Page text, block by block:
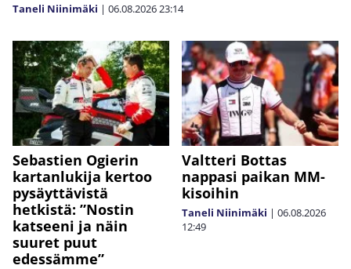
Taneli Niinimäki | 06.08.202623:14
Sebastien Ogierin
kartanlukija kertoo
pysäyttävistä
hetkistä: ”Nostin
katseeni ja näin
suuret puut
edessämme”
Valtteri Bottas
nappasi paikan MM-
kisoihin
Taneli Niinimäki | 06.08.2026
12:49